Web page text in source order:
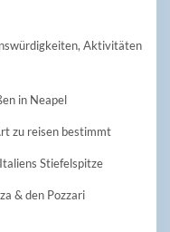
Aktivitäten
in Neapel
zu reisen bestimmt
Stiefelspitze
& den Pozzari